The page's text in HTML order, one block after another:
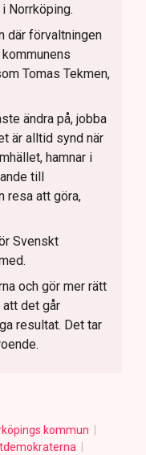
Norrköping.
där förvaltningen
Tomas Tekmen,
ändra på, jobba
är alltid synd när
hamnar i
till
resa att göra,
Svenskt
och gör mer rätt
att det går
resultat. Det tar
kommun